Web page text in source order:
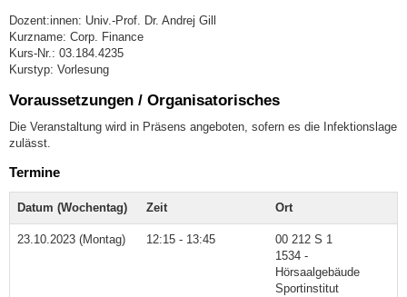
Dozent:innen: Univ.-Prof. Dr. Andrej Gill
Kurzname: Corp. Finance
Kurs-Nr.: 03.184.4235
Kurstyp: Vorlesung
Voraussetzungen / Organisatorisches
Die Veranstaltung wird in Präsens angeboten, sofern es die Infektionslage
zulässt.
Termine
Datum (Wochentag) Zeit Ort
23.10.2023 (Montag) 12:15 - 13:45
00 212 S 1
1534 -
Hörsaalgebäude
Sportinstitut